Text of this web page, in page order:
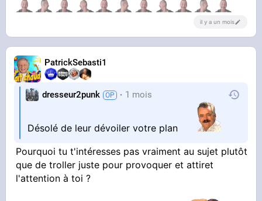
il y a un mois
PatrickSebasti1
dresseur2punk 1 mois
Désolé de leur dévoiler votre plan
Pourquoi tu t'intéresses pas vraiment au sujet plutôt
que de troller juste pour provoquer et attiret
l'attention à toi ?